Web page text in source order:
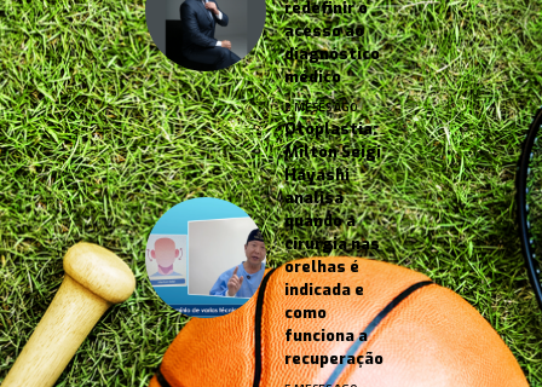
redefinir o
acesso ao
diagnóstico
médico
2 MESES AGO
Otoplastia:
Milton Seigi
Hayashi
analisa
quando a
cirurgia nas
orelhas é
indicada e
como
funciona a
recuperação